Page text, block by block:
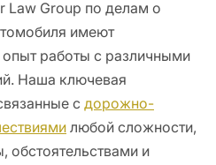
Law Group по делам о
имеют
работы с различными
Наша ключевая
с дорожно-
любой сложности,
обстоятельствами и